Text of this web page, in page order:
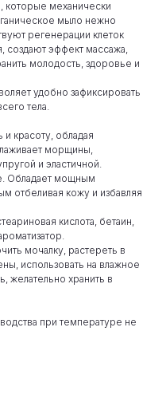
которые механически
мыло нежно
регенерации клеток
создают эффект массажа,
молодость, здоровье и
удобно зафиксировать
тела.
и красоту, обладая
морщины,
и эластичной.
Обладает мощным
отбеливая кожу и избавляя
кислота, бетаин,
мочалку, растереть в
использовать на влажное
желательно хранить в
при температуре не